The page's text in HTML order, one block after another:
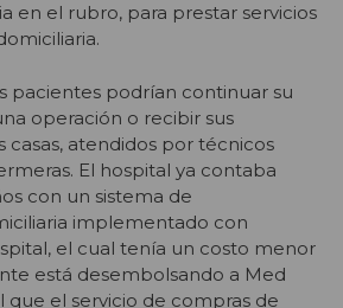
en el rubro, para prestar servicios
pacientes podrían continuar su
operación o recibir sus
casas, atendidos por técnicos
El hospital ya contaba
con un sistema de
implementado con
el cual tenía un costo menor
está desembolsando a Med
que el servicio de compras de